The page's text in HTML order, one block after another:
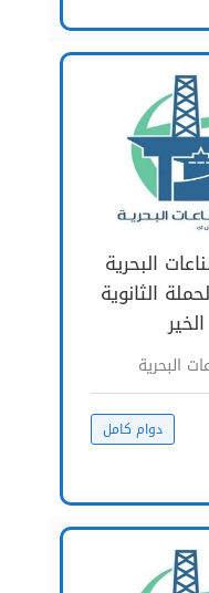
البحرية
لحملة الثانوية
البحرية
دوام كامل